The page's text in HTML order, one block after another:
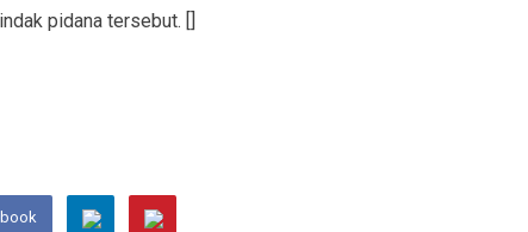
pidana tersebut. []